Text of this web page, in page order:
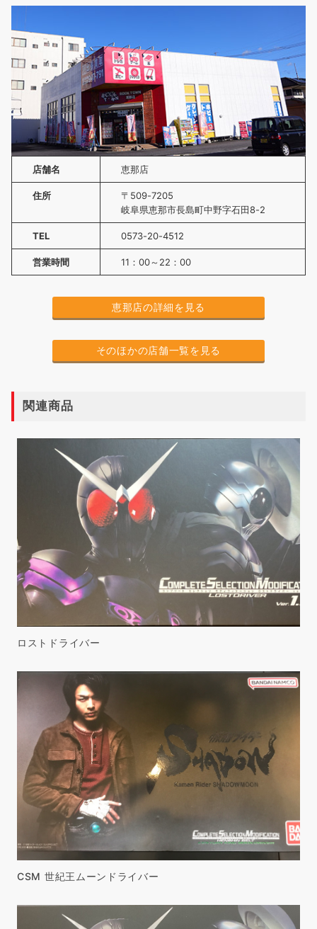
店舗名 恵那店
住所
〒509-7205
岐阜県恵那市長島町中野字石田8-2
TEL 0573-20-4512
営業時間 11：00～22：00
恵那店の詳細を見る
そのほかの店舗一覧を見る
関連商品
ロストドライバー
CSM 世紀王ムーンドライバー